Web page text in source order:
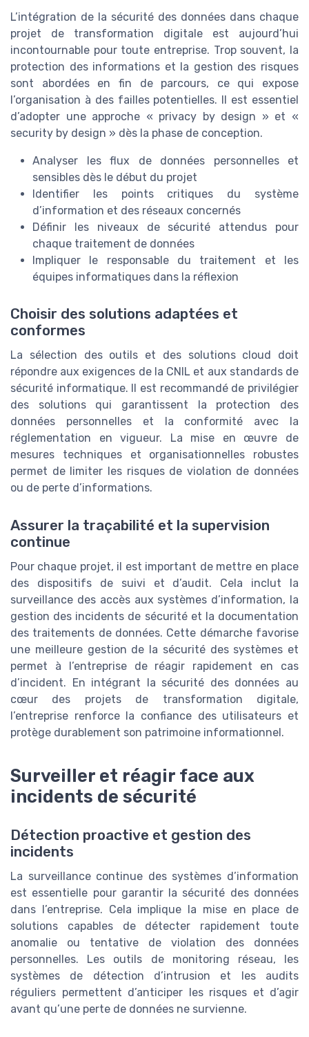
L’intégration de la sécurité des données dans chaque
projet de transformation digitale est aujourd’hui
incontournable pour toute entreprise. Trop souvent, la
protection des informations et la gestion des risques
sont abordées en fin de parcours, ce qui expose
l’organisation à des failles potentielles. Il est essentiel
d’adopter une approche « privacy by design » et «
security by design » dès la phase de conception.
Analyser les flux de données personnelles et
sensibles dès le début du projet
Identifier les points critiques du système
d’information et des réseaux concernés
Définir les niveaux de sécurité attendus pour
chaque traitement de données
Impliquer le responsable du traitement et les
équipes informatiques dans la réflexion
Choisir des solutions adaptées et
conformes
La sélection des outils et des solutions cloud doit
répondre aux exigences de la CNIL et aux standards de
sécurité informatique. Il est recommandé de privilégier
des solutions qui garantissent la protection des
données personnelles et la conformité avec la
réglementation en vigueur. La mise en œuvre de
mesures techniques et organisationnelles robustes
permet de limiter les risques de violation de données
ou de perte d’informations.
Assurer la traçabilité et la supervision
continue
Pour chaque projet, il est important de mettre en place
des dispositifs de suivi et d’audit. Cela inclut la
surveillance des accès aux systèmes d’information, la
gestion des incidents de sécurité et la documentation
des traitements de données. Cette démarche favorise
une meilleure gestion de la sécurité des systèmes et
permet à l’entreprise de réagir rapidement en cas
d’incident. En intégrant la sécurité des données au
cœur des projets de transformation digitale,
l’entreprise renforce la confiance des utilisateurs et
protège durablement son patrimoine informationnel.
Surveiller et réagir face aux
incidents de sécurité
Détection proactive et gestion des
incidents
La surveillance continue des systèmes d’information
est essentielle pour garantir la sécurité des données
dans l’entreprise. Cela implique la mise en place de
solutions capables de détecter rapidement toute
anomalie ou tentative de violation des données
personnelles. Les outils de monitoring réseau, les
systèmes de détection d’intrusion et les audits
réguliers permettent d’anticiper les risques et d’agir
avant qu’une perte de données ne survienne.